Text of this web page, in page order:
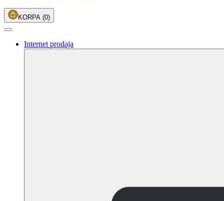
KORPA (0)
Internet prodaja